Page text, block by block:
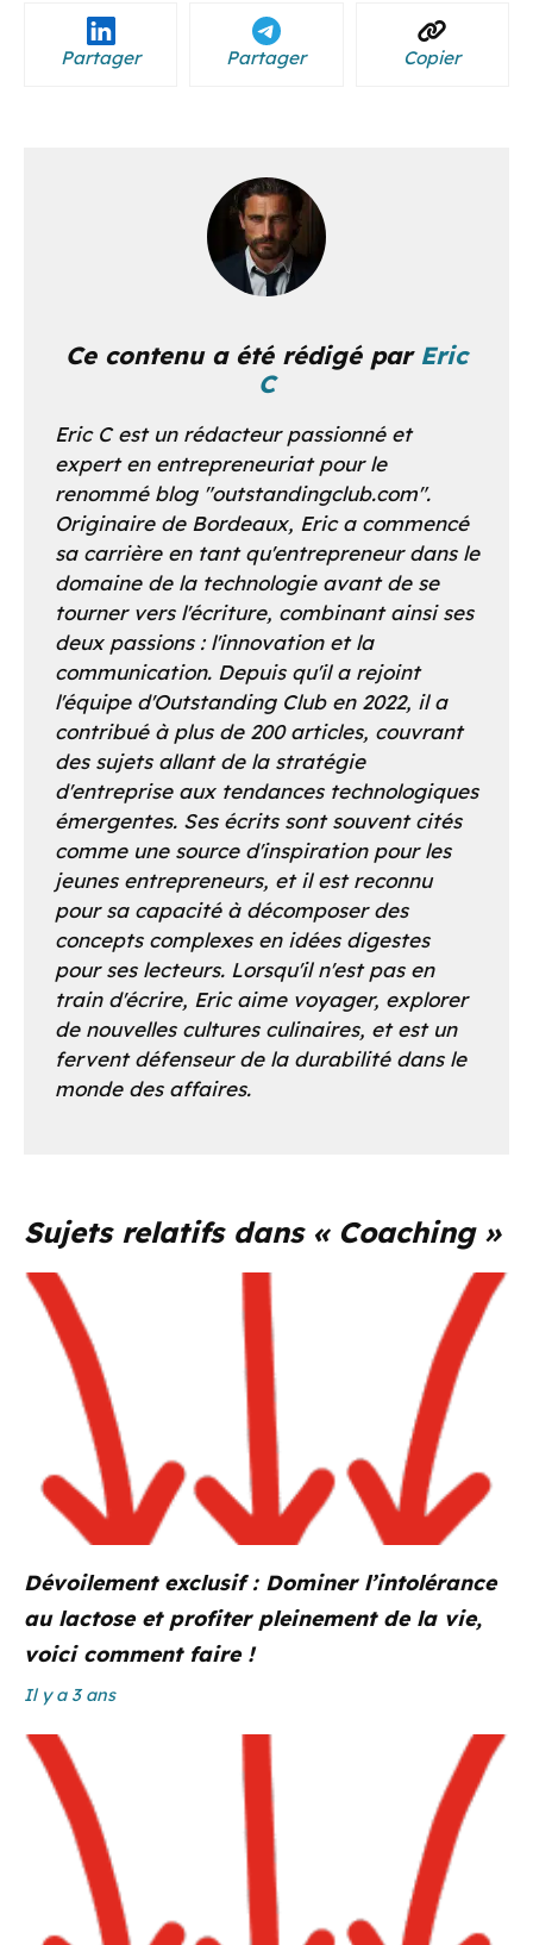
Partager Partager Copier
Ce contenu a été rédigé par Eric
C
Eric C est un rédacteur passionné et
expert en entrepreneuriat pour le
renommé blog "outstandingclub.com".
Originaire de Bordeaux, Eric a commencé
sa carrière en tant qu'entrepreneur dans le
domaine de la technologie avant de se
tourner vers l'écriture, combinant ainsi ses
deux passions : l'innovation et la
communication. Depuis qu'il a rejoint
l'équipe d'Outstanding Club en 2022, il a
contribué à plus de 200 articles, couvrant
des sujets allant de la stratégie
d'entreprise aux tendances technologiques
émergentes. Ses écrits sont souvent cités
comme une source d'inspiration pour les
jeunes entrepreneurs, et il est reconnu
pour sa capacité à décomposer des
concepts complexes en idées digestes
pour ses lecteurs. Lorsqu'il n'est pas en
train d'écrire, Eric aime voyager, explorer
de nouvelles cultures culinaires, et est un
fervent défenseur de la durabilité dans le
monde des affaires.
Sujets relatifs dans « Coaching »
Dévoilement exclusif : Dominer l’intolérance
au lactose et profiter pleinement de la vie,
voici comment faire !
Il y a 3 ans